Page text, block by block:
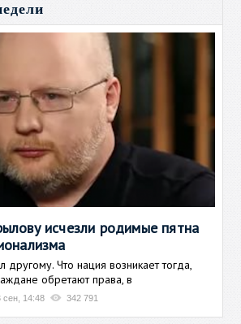
исчезли родимые пятна
другому. Что нация возникает тогда,
обретают права, в
сен, 14:48 342 791